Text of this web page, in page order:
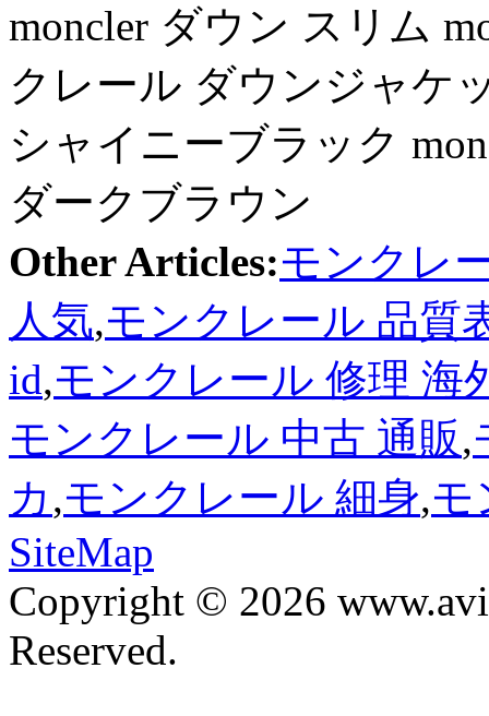
moncler ダウン スリム
クレール ダウンジャケ
シャイニーブラック
ダークブラウン
Other Articles:モンクレ
人気,モンクレール 品質
id,モンクレール 修理 海
モンクレール 中古 通販,
カ ,モンクレール 細身,モ
SiteMap
Copyright © 2026
Reserved.